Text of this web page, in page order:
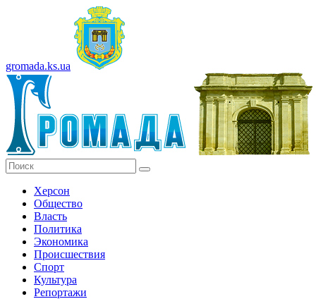
gromada.ks.ua
Херсон
Общество
Власть
Политика
Экономика
Происшествия
Спорт
Культура
Репортажи